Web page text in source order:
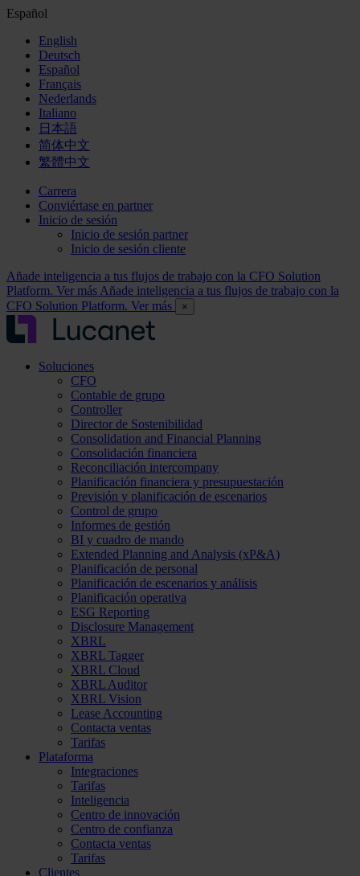
Español
English
Deutsch
Español
Français
Nederlands
Italiano
日本語
简体中文
繁體中文
Carrera
Conviértase en partner
Inicio de sesión
Inicio de sesión partner
Inicio de sesión cliente
Añade inteligencia a tus flujos de trabajo con la CFO Solution
Platform. Ver más Añade inteligencia a tus flujos de trabajo con la
CFO Solution Platform. Ver más
×
Soluciones
CFO
Contable de grupo
Controller
Director de Sostenibilidad
Consolidation and Financial Planning
Consolidación financiera
Reconciliación intercompany
Planificación financiera y presupuestación
Previsión y planificación de escenarios
Control de grupo
Informes de gestión
BI y cuadro de mando
Extended Planning and Analysis (xP&A)
Planificación de personal
Planificación de escenarios y análisis
Planificación operativa
ESG Reporting
Disclosure Management
XBRL
XBRL Tagger
XBRL Cloud
XBRL Auditor
XBRL Vision
Lease Accounting
Contacta ventas
Tarifas
Plataforma
Integraciones
Tarifas
Inteligencia
Centro de innovación
Centro de confianza
Contacta ventas
Tarifas
Clientes